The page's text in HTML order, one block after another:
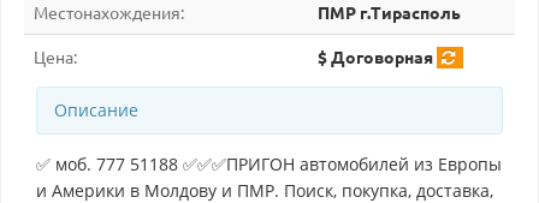
Местонахождения: ПМР г.Тирасполь
Цена: $ Договорная
Описание
✅ моб. 777 51188 ✅✅✅ПРИГОН автомобилей из Европы
и Америки в Молдову и ПМР. Поиск, покупка, доставка,